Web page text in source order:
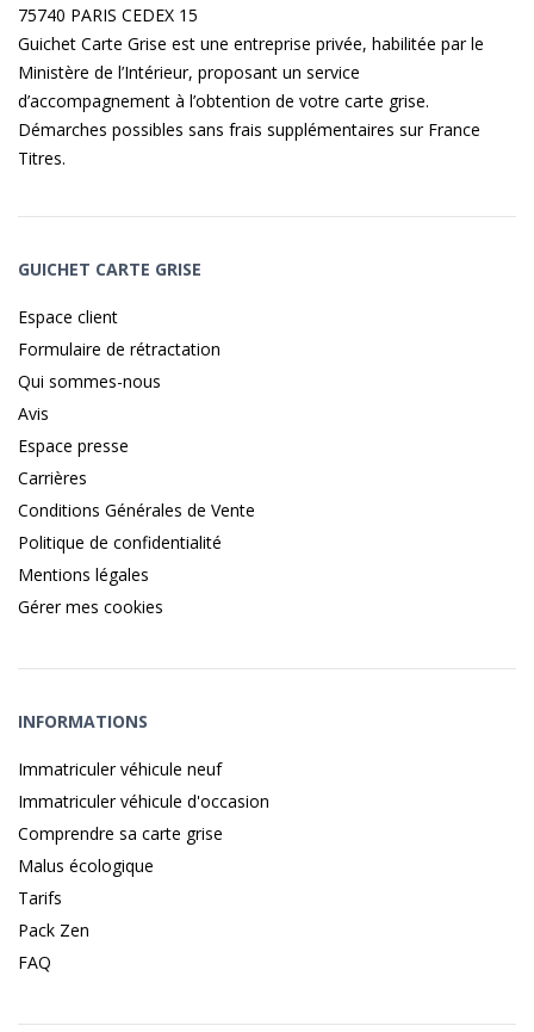
75740 PARIS CEDEX 15
Guichet Carte Grise est une entreprise privée, habilitée par le
Ministère de l’Intérieur, proposant un service
d’accompagnement à l’obtention de votre carte grise.
Démarches possibles sans frais supplémentaires sur France
Titres.
GUICHET CARTE GRISE
Espace client
Formulaire de rétractation
Qui sommes-nous
Avis
Espace presse
Carrières
Conditions Générales de Vente
Politique de confidentialité
Mentions légales
Gérer mes cookies
INFORMATIONS
Immatriculer véhicule neuf
Immatriculer véhicule d'occasion
Comprendre sa carte grise
Malus écologique
Tarifs
Pack Zen
FAQ